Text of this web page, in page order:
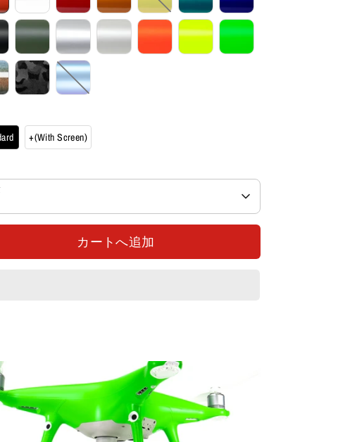
+(With Screen)
カートへ追加